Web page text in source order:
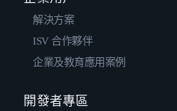
解決方案
ISV 合作夥伴
企業及教育應用案例
開發者專區